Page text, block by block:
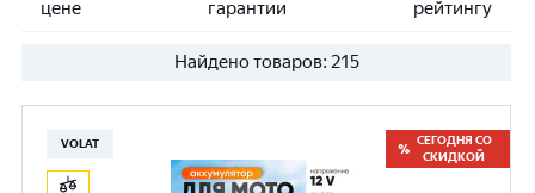
цене гарантии рейтингу
Найдено товаров: 215
VOLAT
СЕГОДНЯ СО
СКИДКОЙ